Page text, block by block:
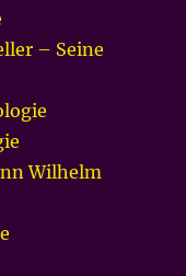
– Seine
Wilhelm